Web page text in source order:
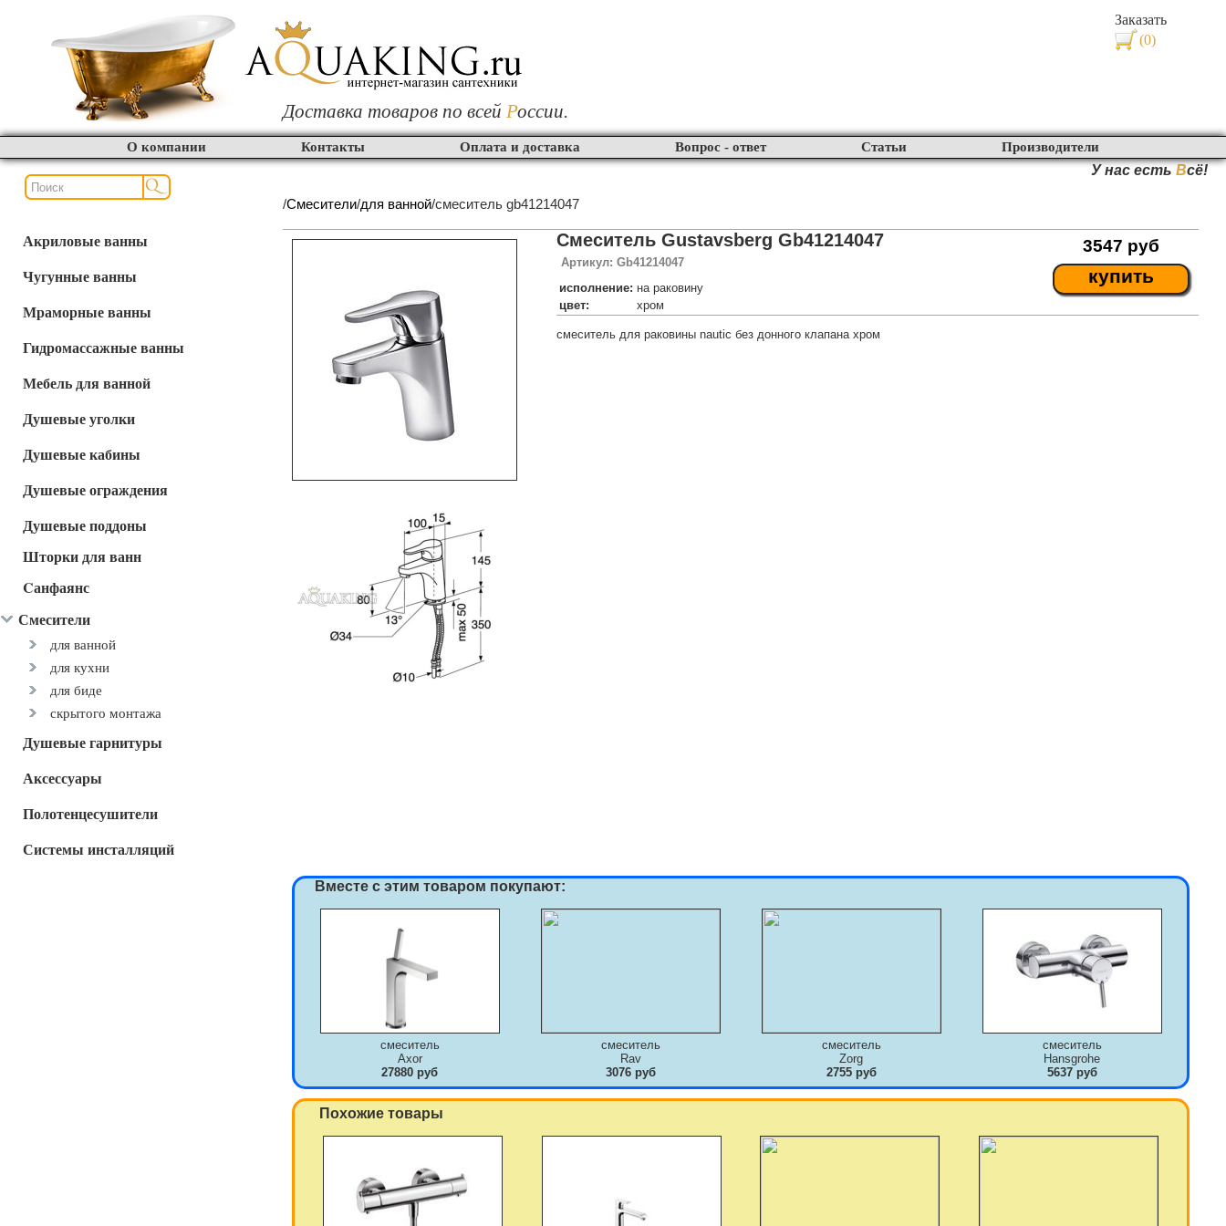
Заказать
(0)
Доставка товаров по всей России.
О компании Контакты Оплата и доставка Вопрос - ответ Статьи Производители
У нас есть Всё!
Акриловые ванны
Чугунные ванны
Мраморные ванны
Гидромассажные ванны
Мебель для ванной
Душевые уголки
Душевые кабины
Душевые ограждения
Душевые поддоны
Шторки для ванн
Cанфаянс
Смесители
для ванной
для кухни
для биде
скрытого монтажа
Душевые гарнитуры
Аксессуары
Полотенцесушители
Системы инсталляций
/Смесители/для ванной/смеситель gb41214047
3547 руб
купить
Смеситель Gustavsberg Gb41214047
Артикул: Gb41214047
исполнение: на раковину
цвет:
хром
смеситель для раковины nautic без донного клапана хром
Вместе с этим товаром покупают:
смеситель
Axor
27880 руб
смеситель
Rav
3076 руб
смеситель
Zorg
2755 руб
смеситель
Hansgrohe
5637 руб
Похожие товары